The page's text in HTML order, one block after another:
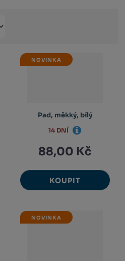
NOVINKA
Pad, měkký, bílý
88,00 Kč
KOUPIT
14 DNÍ
NOVINKA